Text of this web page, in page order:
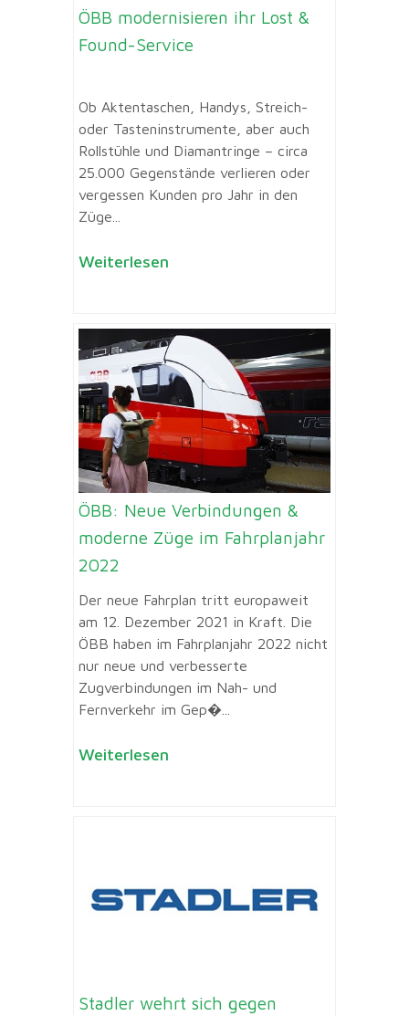
ÖBB modernisieren ihr Lost &
Found-Service
Ob Aktentaschen, Handys, Streich-
oder Tasteninstrumente, aber auch
Rollstühle und Diamantringe – circa
25.000 Gegenstände verlieren oder
vergessen Kunden pro Jahr in den
Züge...
Weiterlesen
ÖBB: Neue Verbindungen &
moderne Züge im Fahrplanjahr
2022
Der neue Fahrplan tritt europaweit
am 12. Dezember 2021 in Kraft. Die
ÖBB haben im Fahrplanjahr 2022 nicht
nur neue und verbesserte
Zugverbindungen im Nah- und
Fernverkehr im Gep�...
Weiterlesen
Stadler wehrt sich gegen